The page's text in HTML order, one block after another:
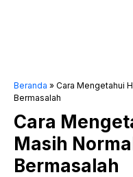
Beranda » Cara Mengetahui
Bermasalah
Cara
Masih
Bermasalah